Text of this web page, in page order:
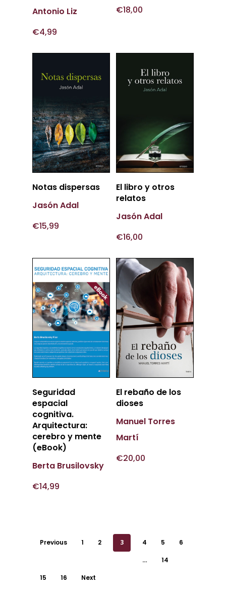
Antonio Liz
€4,99
€18,00
Añadir
Al Carrito
Notas dispersas
Jasón Adal
€15,99
Añadir
Al Carrito
El libro y otros
relatos
Jasón Adal
€16,00
Añadir
Al Carrito
Seguridad
espacial
cognitiva.
Arquitectura:
cerebro y mente
(eBook)
Berta Brusilovsky
€14,99
Añadir
Al Carrito
El rebaño de los
dioses
Manuel Torres
Martí
€20,00
Previous 1 2 3 4 5 6
… 14
15 16 Next